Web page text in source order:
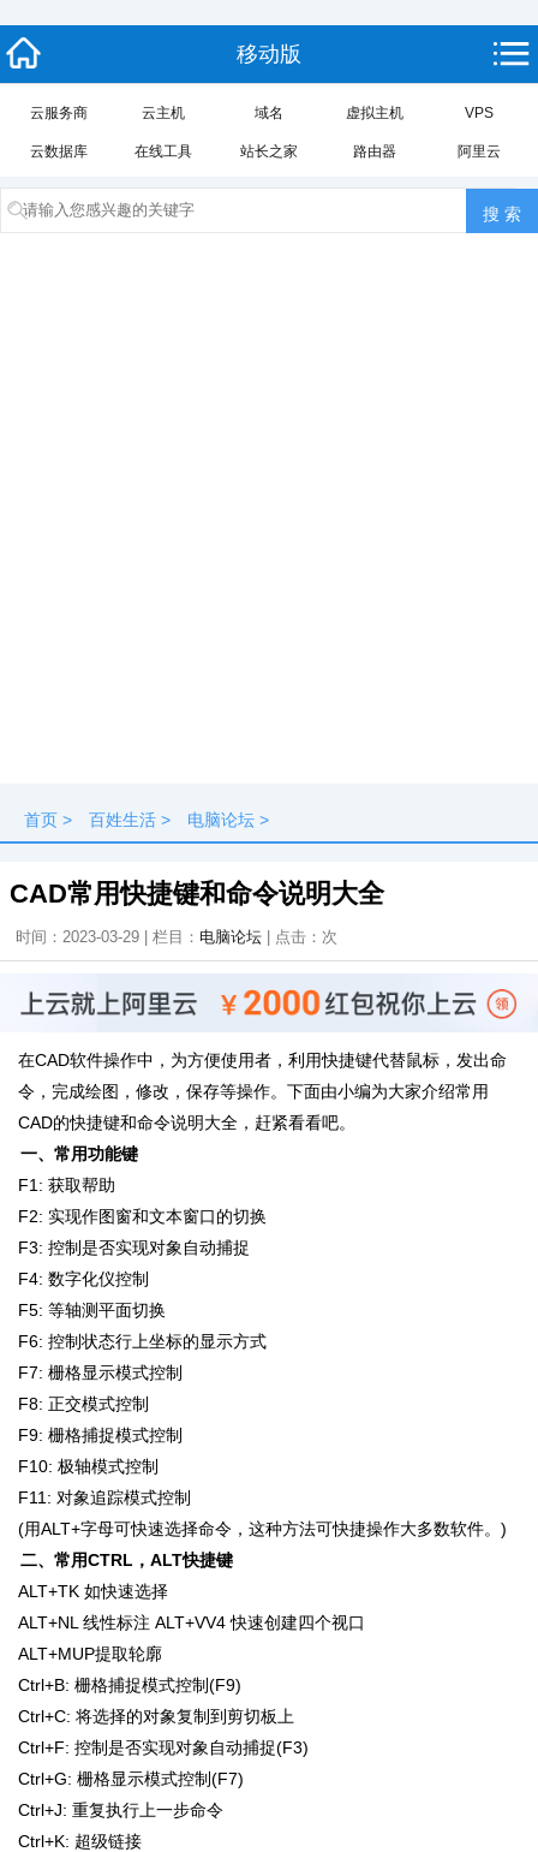
移动版
云服务商 云主机 域名 虚拟主机 VPS
云数据库 在线工具 站长之家 路由器 阿里云
首页 > 百姓生活 > 电脑论坛 >
CAD常用快捷键和命令说明大全
时间：2023-03-29 | 栏目： 电脑论坛 | 点击： 次
在CAD软件操作中，为方便使用者，利用快捷键代替鼠标，发出命
令，完成绘图，修改，保存等操作。下面由小编为大家介绍常用
CAD的快捷键和命令说明大全，赶紧看看吧。
一、常用功能键
F1: 获取帮助
F2: 实现作图窗和文本窗口的切换
F3: 控制是否实现对象自动捕捉
F4: 数字化仪控制
F5: 等轴测平面切换
F6: 控制状态行上坐标的显示方式
F7: 栅格显示模式控制
F8: 正交模式控制
F9: 栅格捕捉模式控制
F10: 极轴模式控制
F11: 对象追踪模式控制
(用ALT+字母可快速选择命令，这种方法可快捷操作大多数软件。)
二、常用CTRL，ALT快捷键
ALT+TK 如快速选择
ALT+NL 线性标注 ALT+VV4 快速创建四个视口
ALT+MUP提取轮廓
Ctrl+B: 栅格捕捉模式控制(F9)
Ctrl+C: 将选择的对象复制到剪切板上
Ctrl+F: 控制是否实现对象自动捕捉(F3)
Ctrl+G: 栅格显示模式控制(F7)
Ctrl+J: 重复执行上一步命令
Ctrl+K: 超级链接